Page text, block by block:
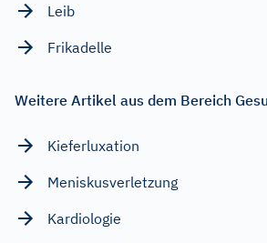
Leib
Frikadelle
Weitere Artikel aus dem Bereich
Kieferluxation
Meniskusverletzung
Kardiologie